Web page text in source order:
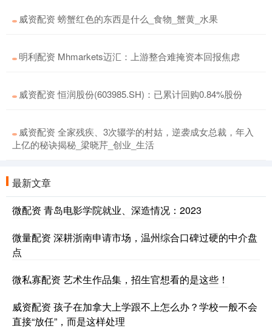
威资配资 螃蟹红色的东西是什么_食物_蟹黄_水果
明利配资 Mhmarkets迈汇：上游整合难掩资本回报焦虑
威资配资 恒润股份(603985.SH)：已累计回购0.84%股份
威资配资 全家残疾、3次辍学的村姑，逆袭成女总裁，年入
上亿的秘诀揭秘_梁晓芹_创业_生活
最新文章
微配资 青岛电影学院就业、深造情况：2023
微量配资 深耕浙南申请市场，温州综合口碑过硬的中介盘
点
微私寡配资 艺术生作品集，招生官想看的是这些！
威资配资 孩子在加拿大上学跟不上怎么办？学校一般不会
直接“放任”，而是这样处理